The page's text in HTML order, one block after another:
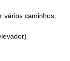
vários caminhos,